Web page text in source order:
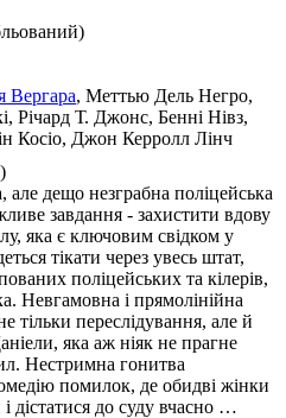
Вергара, Меттью Дель Негро,
Річард Т. Джонс, Бенні Нівз,
Косіо, Джон Керролл Лінч
але дещо незграбна поліцейська
завдання - захистити вдову
яка є ключовим свідком у
тікати через увесь штат,
поліцейських та кілерів,
Невгамовна і прямолінійна
тільки переслідування, але й
яка аж ніяк не прагне
Нестримна гонитва
помилок, де обидві жінки
дістатися до суду вчасно …